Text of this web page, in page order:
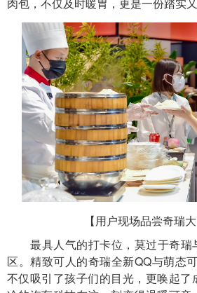
【用户现场品尝奇瑞大
最具人气的打卡位，莫过于奇瑞
区。精致可人的奇瑞全新QQ与萌态
不仅吸引了孩子们的目光，更唤起